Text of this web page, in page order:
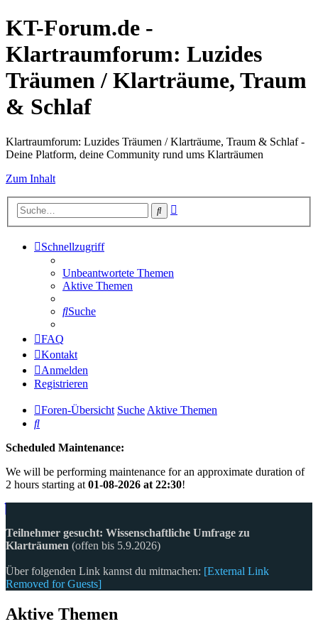
KT-Forum.de -
Klartraumforum: Luzides
Träumen / Klarträume, Traum
& Schlaf
Klartraumforum: Luzides Träumen / Klarträume, Traum & Schlaf -
Deine Platform, deine Community rund ums Klarträumen
Zum Inhalt
Suche
Schnellzugriff
Unbeantwortete Themen
Aktive Themen
Suche
FAQ
Kontakt
Anmelden
Registrieren
Foren-Übersicht SucheAktive Themen
Suche
Scheduled Maintenance:
We will be performing maintenance for an approximate duration of
2 hours starting at01-08-2026 at 22:30!
Teilnehmer gesucht: Wissenschaftliche Umfrage zu
Klarträumen (offen bis 5.9.2026)
Über folgenden Link kannst du mitmachen: [External Link
Removed for Guests]
Aktive Themen